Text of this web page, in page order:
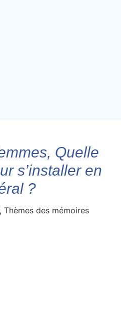
Quelle
s’installer en
?
, Thèmes des mémoires